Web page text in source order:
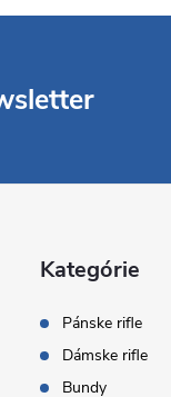
Kategórie
Pánske rifle
Dámske rifle
Bundy